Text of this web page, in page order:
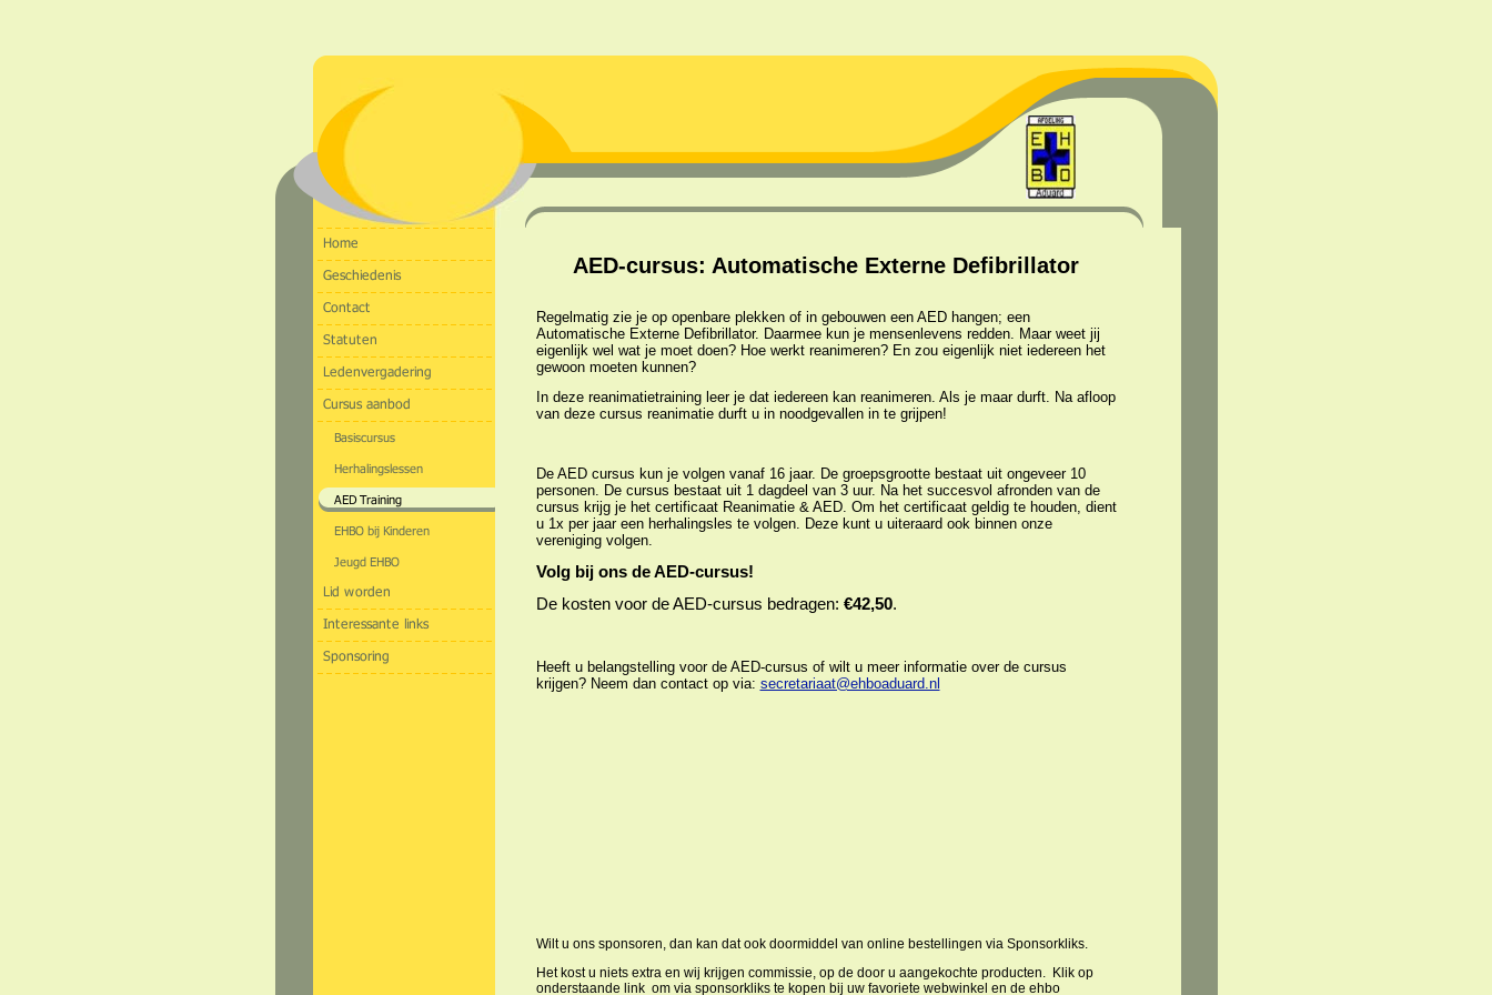
AED-cursus: Automatische Externe Defibrillator
Regelmatig zie je op openbare plekken of in gebouwen een AED hangen; een
Automatische Externe Defibrillator. Daarmee kun je mensenlevens redden. Maar weet jij
eigenlijk wel wat je moet doen? Hoe werkt reanimeren? En zou eigenlijk niet iedereen het
gewoon moeten kunnen?
In deze reanimatietraining leer je dat iedereen kan reanimeren. Als je maar durft. Na afloop
van deze cursus reanimatie durft u in noodgevallen in te grijpen!
De AED cursus kun je volgen vanaf 16 jaar. De groepsgrootte bestaat uit ongeveer 10
personen. De cursus bestaat uit 1 dagdeel van 3 uur. Na het succesvol afronden van de
cursus krijg je het certificaat Reanimatie & AED. Om het certificaat geldig te houden, dient
u 1x per jaar een herhalingsles te volgen. Deze kunt u uiteraard ook binnen onze
vereniging volgen.
Volg bij ons de AED-cursus!
De kosten voor de AED-cursus bedragen: €42,50.
Heeft u belangstelling voor de AED-cursus of wilt u meer informatie over de cursus
krijgen? Neem dan contact op via: secretariaat@ehboaduard.nl
Wilt u ons sponsoren, dan kan dat ook doormiddel van online bestellingen via Sponsorkliks.
Het kost u niets extra en wij krijgen commissie, op de door u aangekochte producten. Klik op
onderstaande link om via sponsorkliks te kopen bij uw favoriete webwinkel en de ehbo